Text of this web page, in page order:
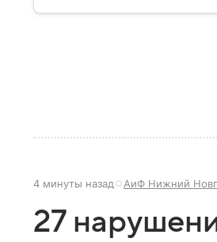
4 минуты назад АиФ Нижний
27